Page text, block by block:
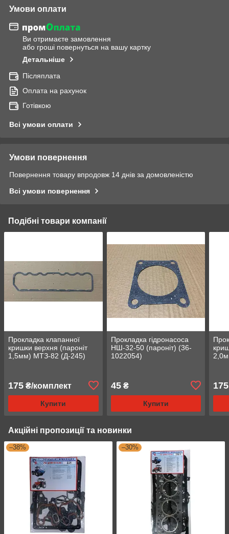
Умови оплати
Ви отримаєте замовлення
або гроші повернуться на вашу картку
Детальніше
Післяплата
Оплата на рахунок
Готівкою
Всі умови оплати
Умови повернення
Повернення товару впродовж 14 днів за домовленістю
Всі умови повернення
Подібні товари компанії
Прокладка клапанної
кришки верхня (пароніт
1,5мм) МТЗ-82 (Д-245)
175 ₴/комплект
Купити
Прокладка гідронасоса
НШ-32-50 (пароніт) (36-
1022054)
45₴
Купити
175
Акційні пропозиції та новинки
–38% –30%